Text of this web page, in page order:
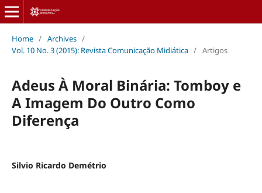
Home / Archives /
Vol. 10 No. 3 (2015): Revista Comunicação Midiática / Artigos
Adeus À Moral Binária: Tomboy e
A Imagem Do Outro Como
Diferença
Silvio Ricardo Demétrio